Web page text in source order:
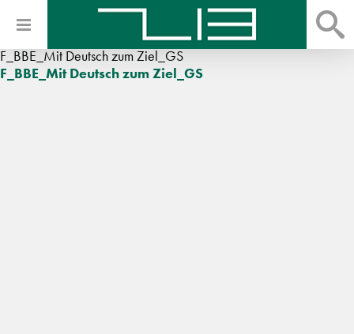
F_BBE_Mit Deutsch zum Ziel_GS
F_BBE_Mit Deutsch zum Ziel_GS